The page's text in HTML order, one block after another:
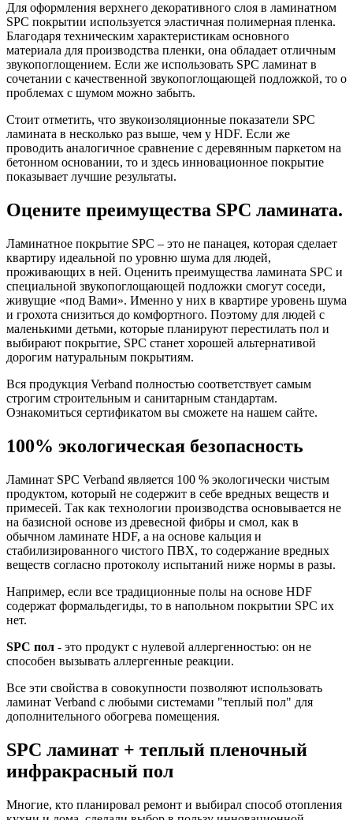
Для оформления верхнего декоративного слоя в ламинатном
SPC покрытии используется эластичная полимерная пленка.
Благодаря техническим характеристикам основного
материала для производства пленки, она обладает отличным
звукопоглощением. Если же использовать SPC ламинат в
сочетании с качественной звукопоглощающей подложкой, то о
проблемах с шумом можно забыть.
Стоит отметить, что звукоизоляционные показатели SPC
ламината в несколько раз выше, чем у HDF. Если же
проводить аналогичное сравнение с деревянным паркетом на
бетонном основании, то и здесь инновационное покрытие
показывает лучшие результаты.
Оцените преимущества SPC ламината.
Ламинатное покрытие SPC – это не панацея, которая сделает
квартиру идеальной по уровню шума для людей,
проживающих в ней. Оценить преимущества ламината SPC и
специальной звукопоглощающей подложки смогут соседи,
живущие «под Вами». Именно у них в квартире уровень шума
и грохота снизиться до комфортного. Поэтому для людей с
маленькими детьми, которые планируют перестилать пол и
выбирают покрытие, SPC станет хорошей альтернативой
дорогим натуральным покрытиям.
Вся продукция Verband полностью соответствует самым
строгим строительным и санитарным стандартам.
Ознакомиться сертификатом вы сможете на нашем сайте.
100% экологическая безопасность
Ламинат SPC Verband является 100 % экологически чистым
продуктом, который не содержит в себе вредных веществ и
примесей. Так как технологии производства основывается не
на базисной основе из древесной фибры и смол, как в
обычном ламинате HDF, а на основе кальция и
стабилизированного чистого ПВХ, то содержание вредных
веществ согласно протоколу испытаний ниже нормы в разы.
Например, если все традиционные полы на основе HDF
содержат формальдегиды, то в напольном покрытии SPC их
нет.
SPC пол - это продукт с нулевой аллергенностью: он не
способен вызывать аллергенные реакции.
Все эти свойства в совокупности позволяют использовать
ламинат Verband с любыми системами "теплый пол" для
дополнительного обогрева помещения.
SPC ламинат + теплый пленочный
инфракрасный пол
Многие, кто планировал ремонт и выбирал способ отопления